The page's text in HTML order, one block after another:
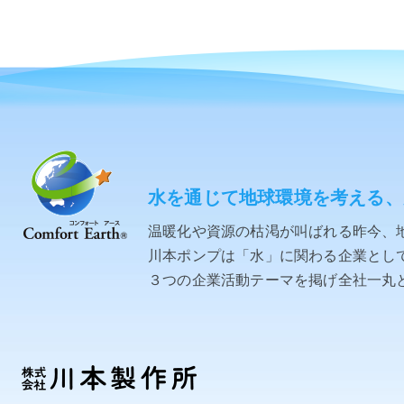
水を通じて地球環境を考える
温暖化や資源の枯渇が叫ばれる昨今
川本ポンプは「水」に関わる企業と
３つの企業活動テーマを掲げ全社一